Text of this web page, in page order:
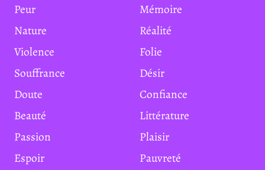
Peur
Mémoire
Nature
Réalité
Violence
Folie
Souffrance
Désir
Doute
Confiance
Beauté
Littérature
Passion
Plaisir
Espoir
Pauvreté